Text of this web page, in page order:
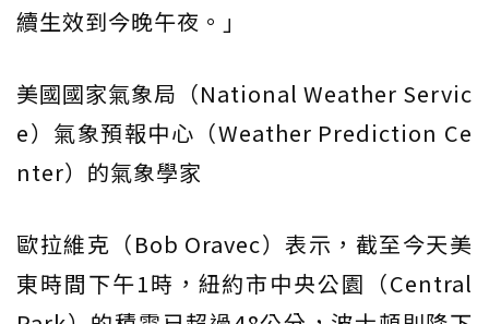
續生效到今晚午夜。」
美國國家氣象局（National Weather Servic
e）氣象預報中心（Weather Prediction Ce
nter）的氣象學家
歐拉維克（Bob Oravec）表示，截至今天美
東時間下午1時，紐約市中央公園（Central